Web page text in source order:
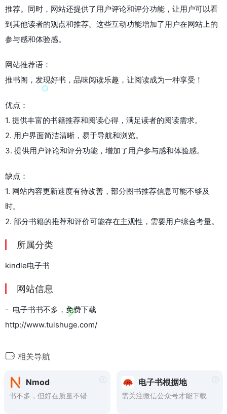
推荐。同时，网站还提供了用户评论和评分功能，让用户可以看
到其他读者的观点和推荐。这些互动功能增加了用户在网站上的
参与感和体验感。
网站推荐语：
推书阁，发现好书，品味阅读乐趣，让阅读成为一种享受！
优点：
1. 提供丰富的书籍推荐和阅读心得，满足读者的阅读需求。
2. 用户界面简洁清晰，易于导航和浏览。
3. 提供用户评论和评分功能，增加了用户参与感和体验感。
缺点：
1. 网站内容更新速度有待改善，部分图书推荐信息可能不够及
时。
2. 部分书籍的推荐和评价可能存在主观性，需要用户综合考量。
所属分类
kindle电子书
网站信息
- 电子书书不多，免费下载
http://www.tuishuge.com/
相关导航
Nmod
书不多，但好在质量不错
电子书根据地
需关注微信公众号才能下载